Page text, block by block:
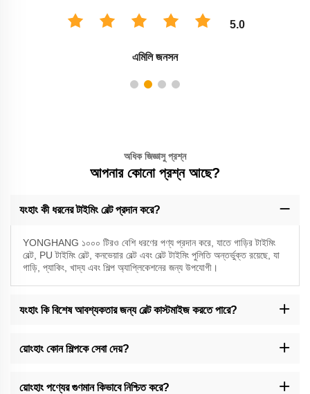
5.0
এমিলি জনসন
অধিক জিজ্ঞাসু প্রশ্ন
আপনার কোনো প্রশ্ন আছে?
যংহাং কী ধরনের টাইমিং বেল্ট প্রদান করে?
YONGHANG ১০০০ টিরও বেশি ধরণের পণ্য প্রদান করে, যাতে গাড়ির টাইমিং
বেল্ট, PU টাইমিং বেল্ট, কনভেয়ার বেল্ট এবং বেল্ট টাইমিং পুলিতি অন্তর্ভুক্ত রয়েছে, যা
গাড়ি, প্যাকিং, খাদ্য এবং শিল্প অ্যাপ্লিকেশনের জন্য উপযোগী।
যংহাং কি বিশেষ আবশ্যকতার জন্য বেল্ট কাস্টমাইজ করতে পারে?
অন্তর্ভুক্ত রয়েছে, CNC মেশিনিং, জল জেট কাটিং এবং উন্নত কোটিং প্রযুক্তি ব্যবহার
করে।
য়োংহাং কোন শিল্পকে সেবা দেয়?
প্রেসিশন উপকরণের জন্য বিশ্বব্যাপী B2B ক্লায়েন্টদের সেবা করি।
য়োংহাং পণ্যের গুণমান কিভাবে নিশ্চিত করে?